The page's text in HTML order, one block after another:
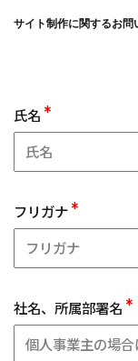
サイト制作に関するお問
氏名 *
フリガナ *
社名、所属部署名 *